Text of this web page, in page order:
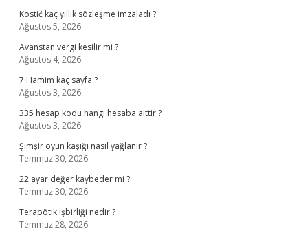
Kostić kaç yıllık sözleşme imzaladı ?
Ağustos 5, 2026
Avanstan vergi kesilir mi ?
Ağustos 4, 2026
7 Hamim kaç sayfa ?
Ağustos 3, 2026
335 hesap kodu hangi hesaba aittir ?
Ağustos 3, 2026
Şimşir oyun kaşığı nasıl yağlanır ?
Temmuz 30, 2026
22 ayar değer kaybeder mi ?
Temmuz 30, 2026
Terapötik işbirliği nedir ?
Temmuz 28, 2026